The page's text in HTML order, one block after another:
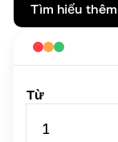
Tìm hiểu thêm
Từ
1